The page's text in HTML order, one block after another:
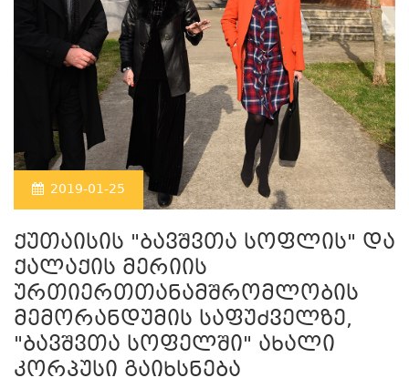
2019-01-25
ქუთაისის "ბავშვთა სოფლის" და
ქალაქის მერიის
ურთიერთთანამშრომლობის
მემორანდუმის საფუძველზე,
"ბავშვთა სოფელში" ახალი
კორპუსი გაიხსნება